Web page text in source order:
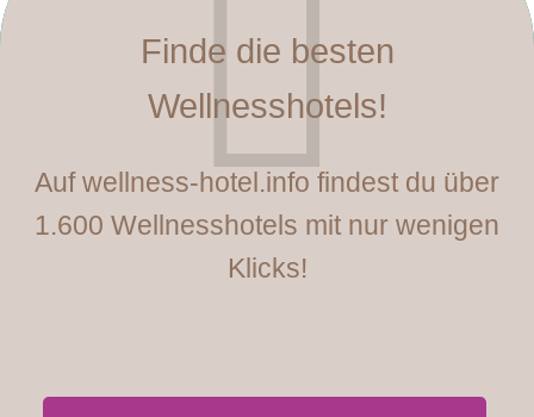
Finde die besten
Wellnesshotels!
Auf wellness-hotel.info findest du über
1.600 Wellnesshotels mit nur wenigen
Klicks!